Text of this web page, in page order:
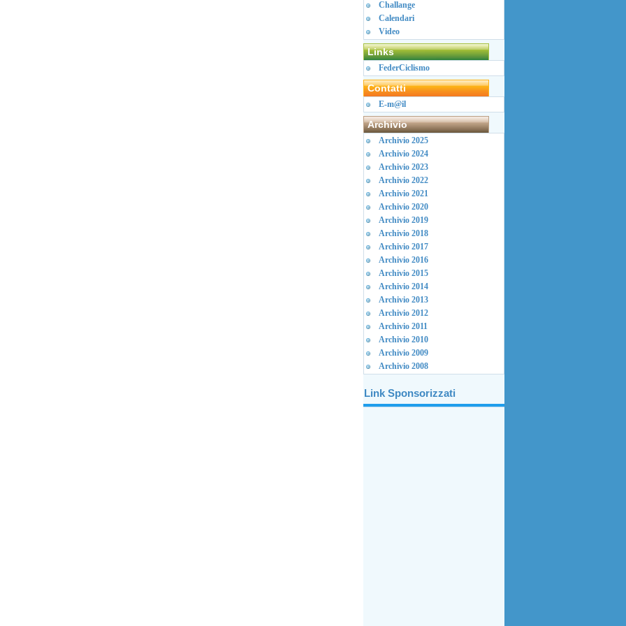
Challange
Calendari
Video
Links
FederCiclismo
Contatti
E-m@il
Archivio
Archivio 2025
Archivio 2024
Archivio 2023
Archivio 2022
Archivio 2021
Archivio 2020
Archivio 2019
Archivio 2018
Archivio 2017
Archivio 2016
Archivio 2015
Archivio 2014
Archivio 2013
Archivio 2012
Archivio 2011
Archivio 2010
Archivio 2009
Archivio 2008
Link Sponsorizzati